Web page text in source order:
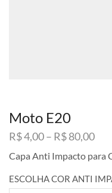
Moto E20
R$4,00– R$80,00Faixa
R$
Capa Anti Impacto para
ESCOLHA COR ANTI